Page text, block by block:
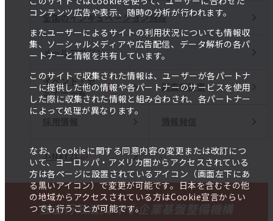
コンテンツ広告や表示、随時の分析が行われます。
またユーザーによるサイトの利用状況についても情報収
集、ソーシャルメディアや広告配信、データ解析の各パ
ートナーと情報を共有しています。
このサイトで収集された情報は、ユーザーが各パートナ
ーに提供した他の情報や各パートナーのサービスを使用
した際に収集された情報と組み合わされ、各パートナー
によって処理が異なります。
なお、Cookieに関する同意内容の変更または改訂につ
いて、ヨーロッパ・アメリカ圏からアクセスされている
方は各ページに設置されているアイコン（画面左下にあ
る黒いアイコン）で変更が可能です。日本を含むその他
の地域からアクセスされている方はCookie宣言からい
つでも行うことが可能です。
全国のインキュベーション施設
メールマガジン
イベント・セ
ミナー一覧
調査報告書
J-Net21
独立行政法人 中小企業基盤整備機構